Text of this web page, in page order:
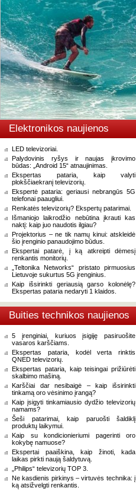
Elektronikos naujienos
LED televizoriai.
Palydovinis ryšys ir naujas įkrovimo
būdas: „Android 15“ atnaujinimas.
Ekspertas pataria, kaip valyti
plokščiaekranį televizorių.
Ekspertė pataria: geriausi nebrangūs 5G
telefonai paaugliui.
Renkatės televizorių? Ekspertų patarimai.
Išmaniojo laikrodžio nebūtina įkrauti kas
naktį: kaip juo naudotis ilgiau?
Projektorius – ne tik namų kinui: atskleidė
šio įrenginio panaudojimo būdus.
Ekspertai patarė, į ką atkreipti dėmesį
renkantis monitorių.
„Teltonika Networks“ pristato pirmuosius
Lietuvoje sukurtus 5G įrenginius.
Kaip išsirinkti geriausią garso kolonėlę?
Ekspertas pataria nedaryti 1 klaidos.
Buities technikos naujienos
5 įrenginiai, kuriuos įsigiję pasiruošite
vasaros karščiams.
Ekspertas pataria, kodėl verta rinktis
QNED televizorių.
Ekspertas pataria, kaip teisingai prižiūrėti
skalbimo mašiną.
Karščiai dar nesibaigė – kaip išsirinkti
tinkamą oro vėsinimo įrangą?
Kaip įsigyti tinkamiausio dydžio televizorių
namams?
Šeši patarimai, kaip paruošti šaldiklį
produktų laikymui.
Kaip su kondicionieriumi pagerinti oro
kokybę namuose?
Ekspertai paaiškina, kaip žinoti, kada
laikas pirkti naują šaldytuvą.
„Philips“ televizorių TOP 3.
Ne kasdienis pirkinys – virtuvės technika: į
ką atsižvelgti renkantis.